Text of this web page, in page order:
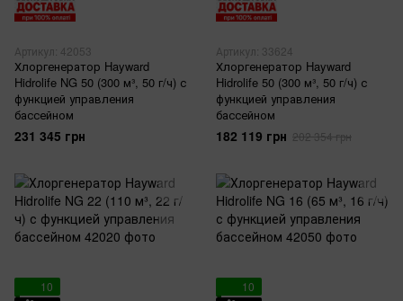
Артикул: 42053
Хлоргенератор Hayward
Hidrolife NG 50 (300 м³, 50 г/ч) с
функцией управления
бассейном
231 345 грн
Артикул: 33624
Хлоргенератор Hayward
Hidrolife 50 (300 м³, 50 г/ч) с
функцией управления
бассейном
182 119 грн 202 354 грн
10
10